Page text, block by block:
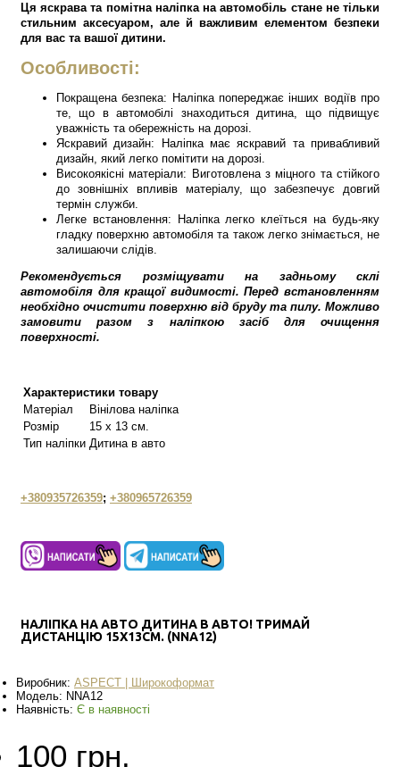
Ця яскрава та помітна наліпка на автомобіль стане не тільки
стильним аксесуаром, але й важливим елементом безпеки
для вас та вашої дитини.
Особливості:
Покращена безпека: Наліпка попереджає інших водіїв про
те, що в автомобілі знаходиться дитина, що підвищує
уважність та обережність на дорозі.
Яскравий дизайн: Наліпка має яскравий та привабливий
дизайн, який легко помітити на дорозі.
Високоякісні матеріали: Виготовлена з міцного та стійкого
до зовнішніх впливів матеріалу, що забезпечує довгий
термін служби.
Легке встановлення: Наліпка легко клеїться на будь-яку
гладку поверхню автомобіля та також легко знімається, не
залишаючи слідів.
Рекомендується розміщувати на задньому склі
автомобіля для кращої видимості.Перед встановленням
необхідно очистити поверхню від бруду та пилу. Можливо
замовити разом з наліпкою засіб для очищення
поверхності.
Характеристики товару
Матеріал
Вінілова наліпка
Розмір
15 х 13 см.
Тип наліпки Дитина в авто
+380935726359; +380965726359
НАЛІПКА НА АВТО ДИТИНА В АВТО! ТРИМАЙ
ДИСТАНЦІЮ 15Х13СМ. (NNA12)
Виробник: АSPECT | Широкоформат
Модель: NNA12
Наявність: Є в наявності
100 грн.